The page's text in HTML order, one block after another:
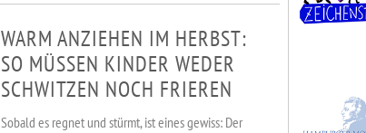
WARM ANZIEHEN IM HERBST:
SO MÜSSEN KINDER WEDER
SCHWITZEN NOCH FRIEREN
Sobald es regnet und stürmt, ist eines gewiss: Der